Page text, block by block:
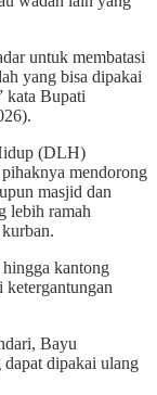
untuk membatasi
yang bisa dipakai
kata Bupati
(DLH)
mendorong
masjid dan
lebih ramah
hingga kantong
ketergantungan
Bayu
dipakai ulang